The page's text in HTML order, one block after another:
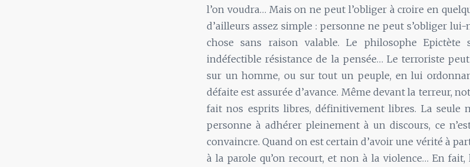
l’on voudra… Mais on ne peut l’obliger à croire en
d’ailleurs assez simple : personne ne peut s’obliger
chose sans raison valable. Le philosophe Epictète
indéfectible résistance de la pensée… Le terroriste
sur un homme, ou sur tout un peuple, en lui
défaite est assurée d’avance. Même devant la terreur,
fait nos esprits libres, définitivement libres. La seule
personne à adhérer pleinement à un discours, ce
convaincre. Quand on est certain d’avoir une vérité à
à la parole qu’on recourt, et non à la violence… En